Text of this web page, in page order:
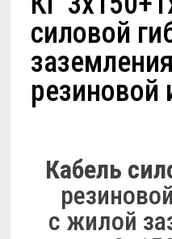
силовой
резиновой
Кабель
с жилой